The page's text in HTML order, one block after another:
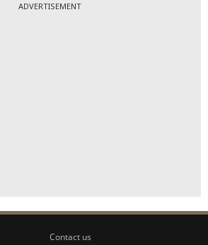
ADVERTISEMENT
Contact us